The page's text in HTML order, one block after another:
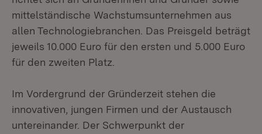
mittelständische Wachstumsunternehmen aus
allen Technologiebranchen. Das Preisgeld beträgt
jeweils 10.000 Euro für den ersten und 5.000 Euro
für den zweiten Platz.
Im Vordergrund der Gründerzeit stehen die
innovativen, jungen Firmen und der Austausch
untereinander. Der Schwerpunkt der